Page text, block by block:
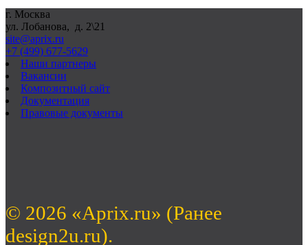
г. Москва
ул. Лобанова, д. 2\21
site@aprix.ru
+7 (499) 677-5629
Наши партнеры
Вакансии
Композитный сайт
Документация
Правовые документы
© 2026 «Aprix.ru» (Ранее
design2u.ru).